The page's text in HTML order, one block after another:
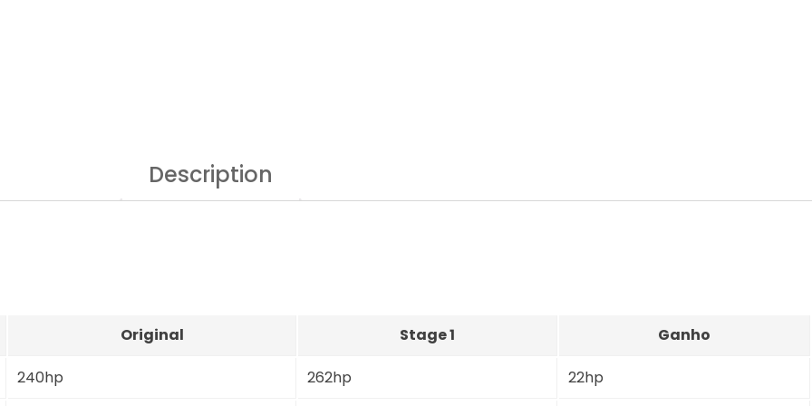
Description
Original Stage 1 Ganho
240hp 262hp 22hp